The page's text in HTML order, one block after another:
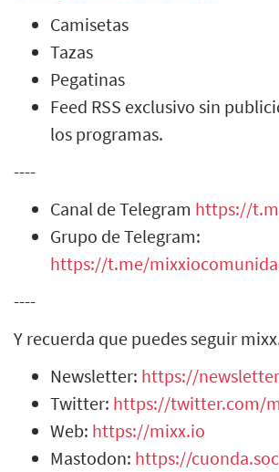
Camisetas
Tazas
Pegatinas
Feed RSS exclusivo sin
los programas.
----
Canal de Telegram https://
Grupo de Telegram:
https://t.me/
----
Y recuerda que puedes seguir
Newsletter: https://
Twitter: https://twitter.com/
Web: https://mixx.io
Mastodon: https://